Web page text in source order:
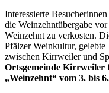
Interessierte
die Weinzehntübergabe
Weinzehnt zu verkosten.
Pfälzer Weinkultur,
zwischen Kirrweiler und
Ortsgemeinde Kirrweiler
„Weinzehnt“ vom 3. bis